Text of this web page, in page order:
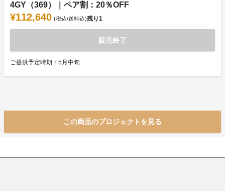
4GY（369）｜ペア割：20％OFF
¥112,640 (税込/送料込)残り1
販売終了
ご提供予定時期：5月中旬
この商品のプロジェクトを見る